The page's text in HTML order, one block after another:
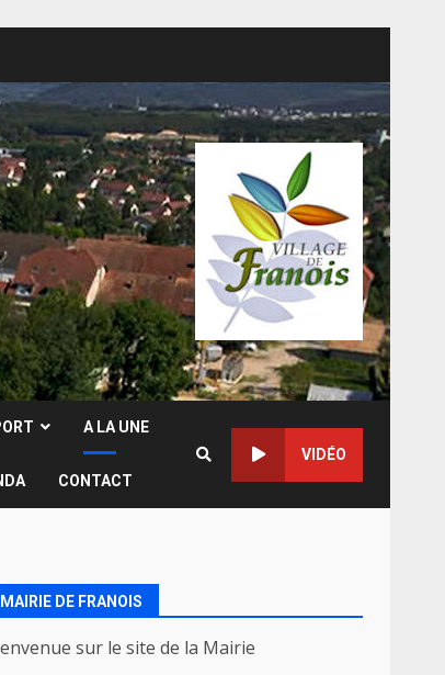
A LA UNE
CONTACT
VIDÉO
MAIRIE DE FRANOIS
sur le site de la Mairie